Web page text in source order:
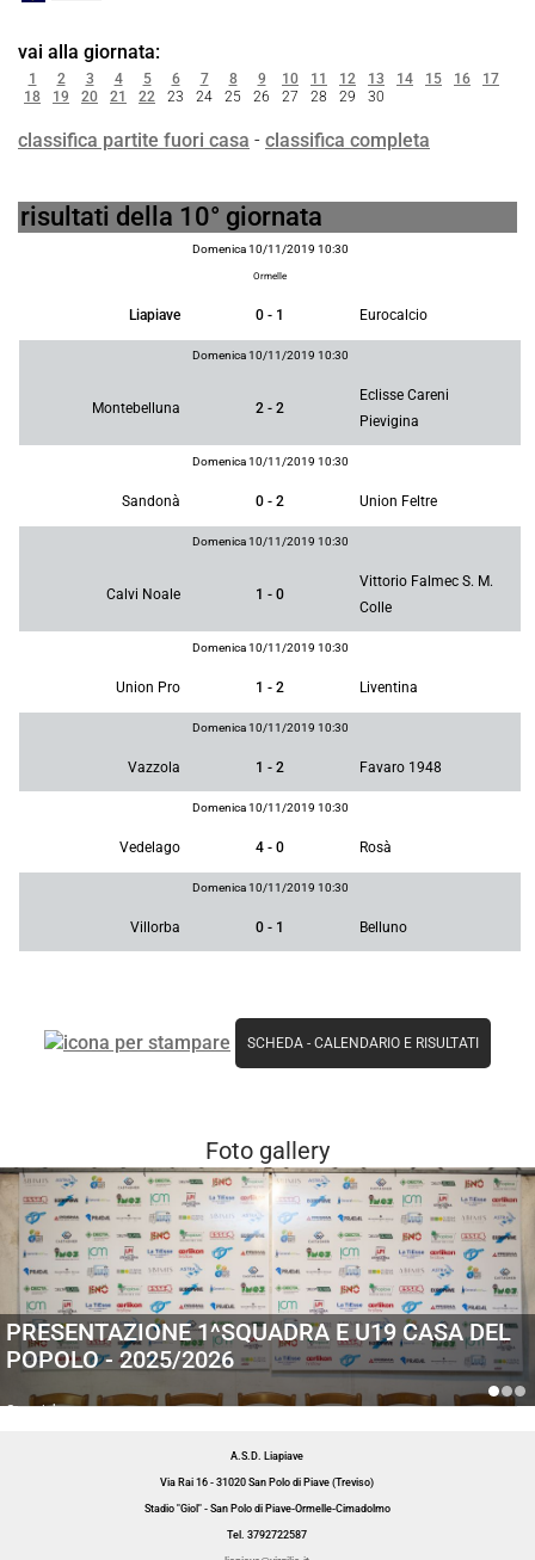
vai alla giornata:
1 2 3 4 5 6 7 8 9 10 11 12 13 14 15 16
17
18
19 20 21 22 23 24 25 26 27 28 29 30
classifica partite fuori casa - classifica completa
risultati della 10° giornata
Domenica 10/11/2019 10:30
Ormelle
Liapiave 0 - 1 Eurocalcio
Domenica 10/11/2019 10:30
Montebelluna 2 - 2
Eclisse Careni
Pievigina
Domenica 10/11/2019 10:30
Sandonà 0 - 2 Union Feltre
Domenica 10/11/2019 10:30
Calvi Noale 1 - 0
Vittorio Falmec S. M.
Colle
Domenica 10/11/2019 10:30
Union Pro 1 - 2 Liventina
Domenica 10/11/2019 10:30
Vazzola 1 - 2 Favaro 1948
Domenica 10/11/2019 10:30
Vedelago 4 - 0 Rosà
Domenica 10/11/2019 10:30
Villorba 0 - 1 Belluno
SCHEDA - CALENDARIO E RISULTATI
Foto gallery
PRESENTAZIONE 1^SQUADRA E U19 CASA DEL
POPOLO - 2025/2026
Generiche
A.S.D. Liapiave
Via Rai 16 - 31020 San Polo di Piave (Treviso)
Stadio "Giol" - San Polo di Piave-Ormelle-Cimadolmo
Tel. 3792722587